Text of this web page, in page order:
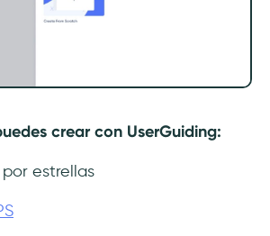
crear con UserGuiding:
estrellas